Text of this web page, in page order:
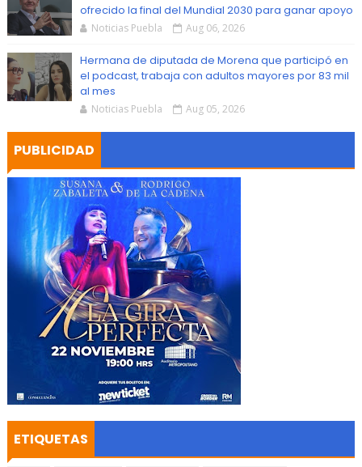
ofrecido la final del Mundial 2030 para ganar apoyo
Noticias Puebla Aug 06, 2026
Hermana de diputada de Morena que participó en
el podcast, trabaja con adultos mayores por 83 mil
al mes
Noticias Puebla Aug 05, 2026
PUBLICIDAD
ETIQUETAS